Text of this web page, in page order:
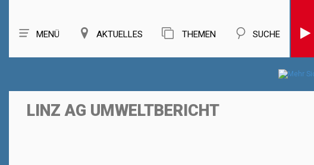
MENÜ AKTUELLES THEMEN SUCHE
LINZ AG UMWELTBERICHT